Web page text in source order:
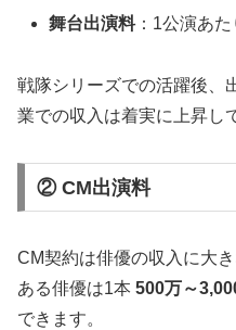
舞台出演料：1公演あ
戦隊シリーズでの活躍後、
業での収入は着実に上昇し
② CM出演料
CM契約は俳優の収入に大
ある俳優は1本 500万～
できます。